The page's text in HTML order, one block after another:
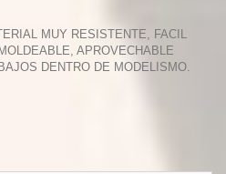
MUY RESISTENTE, FACIL
APROVECHABLE
DENTRO DE MODELISMO.